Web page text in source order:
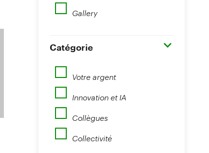
Gallery
Catégorie
Votre argent
Innovation et IA
Collègues
Collectivité